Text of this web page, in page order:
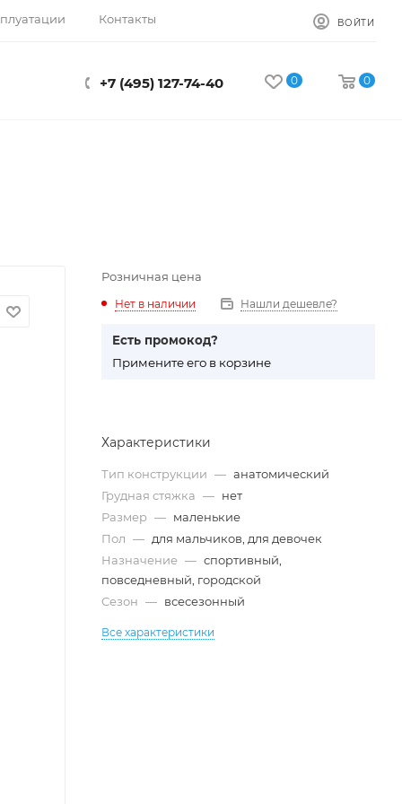
Контакты ВОЙТИ
+7 (495) 127-74-40 0 0
Розничная цена
Нет в наличии Нашли дешевле?
Есть промокод?
Примените его в корзине
Характеристики
Тип конструкции — анатомический
Грудная стяжка — нет
Размер — маленькие
Пол — для мальчиков, для девочек
Назначение — спортивный,
повседневный, городской
Сезон — всесезонный
Все характеристики